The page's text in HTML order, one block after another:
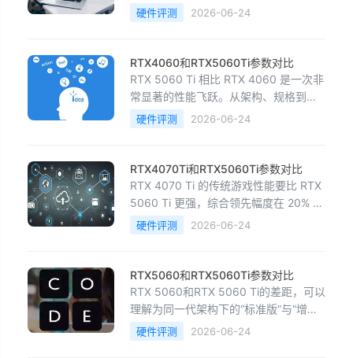
你在 1080p 中画质下“流畅玩”，那么
4060 就可以让你在同样的画质下“高帧
差距，大致在 60%到70%左右。这种“质
变”主要来自于核心规格和技术代差的叠
加：📊 核
硬件评测 2026-06-24
RTX4060和RTX5060Ti参数对比
RTX 5060 Ti 相比 RTX 4060 是一次非
常显著的性能飞跃。从架构、规格到实
测帧数，这代“60级”显卡的提升都相当
可观，称得上是代际跨越。两者的核心
核心规格对比对比维度RTX 4060RTX
5060 Ti提升幅度核心架构Ada
LovelaceBl
硬件评测 2026-06-24
RTX4070Ti和RTX5060Ti参数对比
RTX 4070 Ti 的传统游戏性能要比 RTX
5060 Ti 更强，综合领先幅度在 20% 到
30% 左右。但是，RTX 5060 Ti 因为架
构更新、显存更大且功耗更低，在新技
基准测试和规格参数整合的核心区别：
📊 核心差距：性能、技术与能效对比对
比维度RT
硬件评测 2026-06-24
RTX5060和RTX5060Ti参数对比
RTX 5060和RTX 5060 Ti的差距，可以
理解为同一代架构下的“标准版”与“增强
版”之分。5060 Ti在核心规格和显存配
置上更胜一筹，能胜任更高分辨率和更
硬件评测 2026-06-24